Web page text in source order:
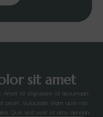
sit amet
id dignissim id accumsan.
proin. Vulputate diam quis nisl
Quis sed velit id arcu aenean.